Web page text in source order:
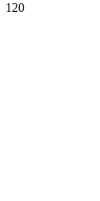
120